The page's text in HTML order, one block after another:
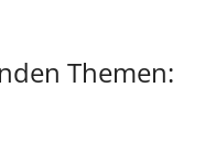
Themen: